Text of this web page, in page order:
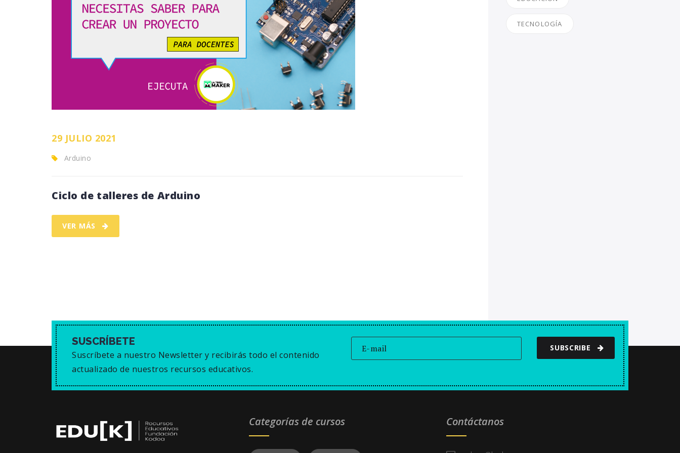
29 JULIO 2021
Arduino
Ciclo de talleres de Arduino
VER MÁS
TECNOLOGÍA
SUSCRÍBETE
Suscríbete a nuestro Newsletter y recibirás todo el contenido
actualizado de nuestros recursos educativos.
SUBSCRIBE
Categorías de cursos Contáctanos